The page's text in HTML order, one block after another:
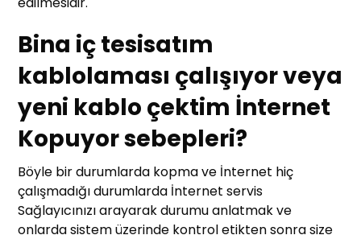
Bina iç tesisatım
kablolaması çalışıyor veya
yeni kablo çektim İnternet
Kopuyor sebepleri?
Böyle bir durumlarda kopma ve İnternet hiç
çalışmadığı durumlarda İnternet servis
Sağlayıcınızı arayarak durumu anlatmak ve
onlarda sistem üzerinde kontrol etikten sonra size